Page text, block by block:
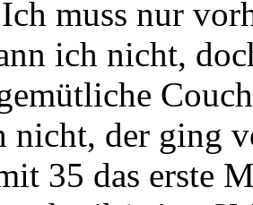
muss nur
ich nicht,
nicht, der ging
35 das erste